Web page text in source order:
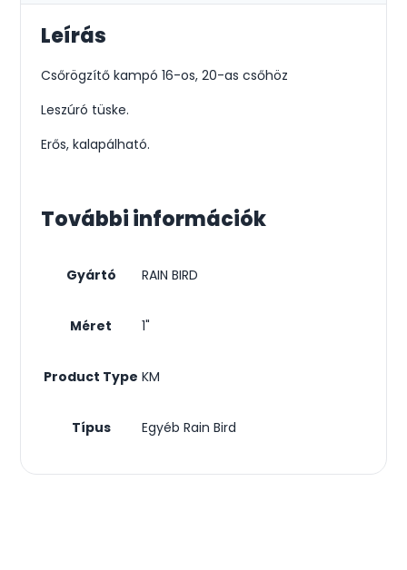
Leírás
Csőrögzítő kampó 16-os, 20-as csőhöz
Leszúró tüske.
Erős, kalapálható.
További információk
Gyártó RAIN BIRD
Méret 1"
Product Type KM
Típus Egyéb Rain Bird